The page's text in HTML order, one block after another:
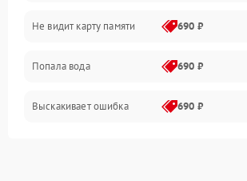
Связь
Разговор (микрофон, динамик)
Перегрев и нестабильная работа
Не видит карту памяти 690 ₽
Попала вода 690 ₽
Выскакивает ошибка 690 ₽